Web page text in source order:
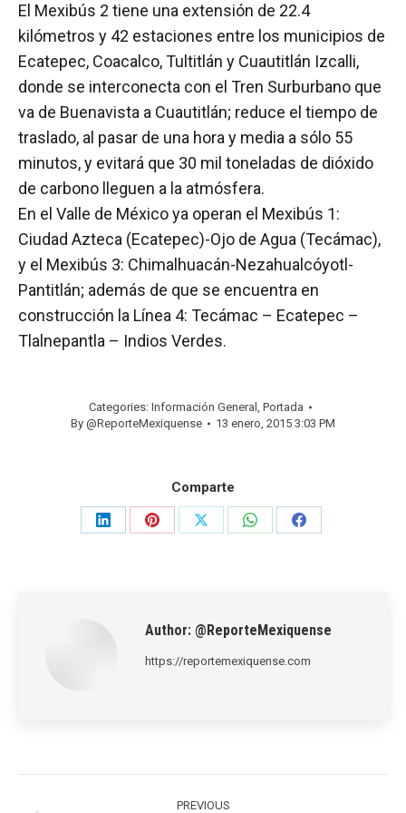
El Mexibús 2 tiene una extensión de 22.4
kilómetros y 42 estaciones entre los municipios de
Ecatepec, Coacalco, Tultitlán y Cuautitlán Izcalli,
donde se interconecta con el Tren Surburbano que
va de Buenavista a Cuautitlán; reduce el tiempo de
traslado, al pasar de una hora y media a sólo 55
minutos, y evitará que 30 mil toneladas de dióxido
de carbono lleguen a la atmósfera.
En el Valle de México ya operan el Mexibús 1:
Ciudad Azteca (Ecatepec)-Ojo de Agua (Tecámac),
y el Mexibús 3: Chimalhuacán-Nezahualcóyotl-
Pantitlán; además de que se encuentra en
construcción la Línea 4: Tecámac – Ecatepec –
Tlalnepantla – Indios Verdes.
Categories: Información General , Portada
By @ReporteMexiquense 13 enero, 2015 3:03 PM
Comparte
Share
Share
Share
Share
Share
Author: @ReporteMexiquense
https://reportemexiquense.com
PREVIOUS